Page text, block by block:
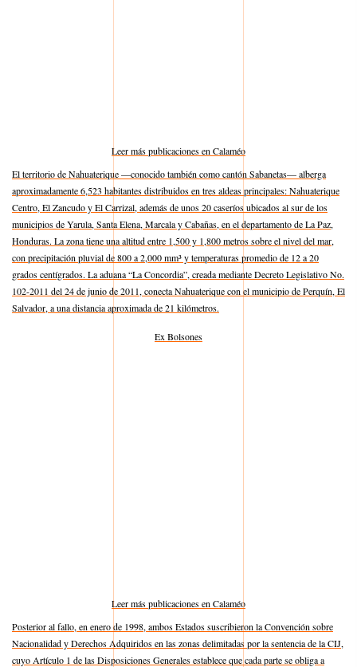
Leer más publicaciones en Calaméo
El territorio de Nahuaterique —conocido también como cantón Sabanetas— alberga
aproximadamente 6,523 habitantes distribuidos en tres aldeas principales: Nahuaterique
Centro, El Zancudo y El Carrizal, además de unos 20 caseríos ubicados al sur de los
municipios de Yarula, Santa Elena, Marcala y Cabañas, en el departamento de La Paz,
Honduras. La zona tiene una altitud entre 1,500 y 1,800 metros sobre el nivel del mar,
con precipitación pluvial de 800 a 2,000 mm³ y temperaturas promedio de 12 a 20
grados centígrados. La aduana “La Concordia”, creada mediante Decreto Legislativo No.
102-2011 del 24 de junio de 2011, conecta Nahuaterique con el municipio de Perquín, El
Salvador, a una distancia aproximada de 21 kilómetros.
Ex Bolsones
Leer más publicaciones en Calaméo
Posterior al fallo, en enero de 1998, ambos Estados suscribieron la Convención sobre
Nacionalidad y Derechos Adquiridos en las zonas delimitadas por la sentencia de la CIJ,
cuyo Artículo 1 de las Disposiciones Generales establece que cada parte se obliga a